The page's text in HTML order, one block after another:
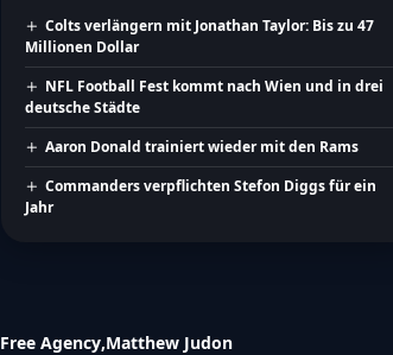
Colts verlängern mit Jonathan Taylor: Bis zu 47
Millionen Dollar
NFL Football Fest kommt nach Wien und in drei
deutsche Städte
Aaron Donald trainiert wieder mit den Rams
Commanders verpflichten Stefon Diggs für ein
Jahr
Free Agency Matthew Judon